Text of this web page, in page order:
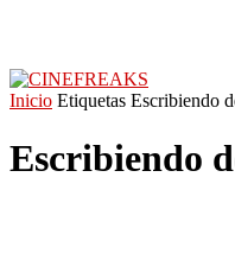
Inicio Etiquetas Escribiendo
Escribiendo